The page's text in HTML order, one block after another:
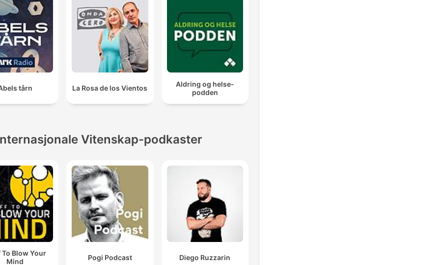
tårn La Rosa de los Vientos
Aldring og helse-
podden
Vitenskap-podkaster
Blow Your
Mind
Pogi Podcast Diego Ruzzarin